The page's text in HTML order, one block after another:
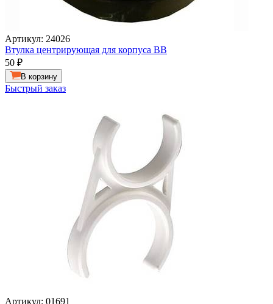
Артикул: 24026
Втулка центрирующая для корпуса ВВ
50 ₽
В корзину
Быстрый заказ
Артикул: 01691